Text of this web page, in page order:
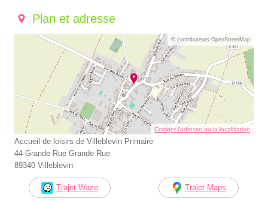
Plan et adresse
© contributeurs OpenStreetMap
Corriger l’adresse ou la localisation
Accueil de loisirs de Villeblevin Primaire
44 Grande Rue Grande Rue
89340 Villeblevin
Trajet Waze Trajet Maps